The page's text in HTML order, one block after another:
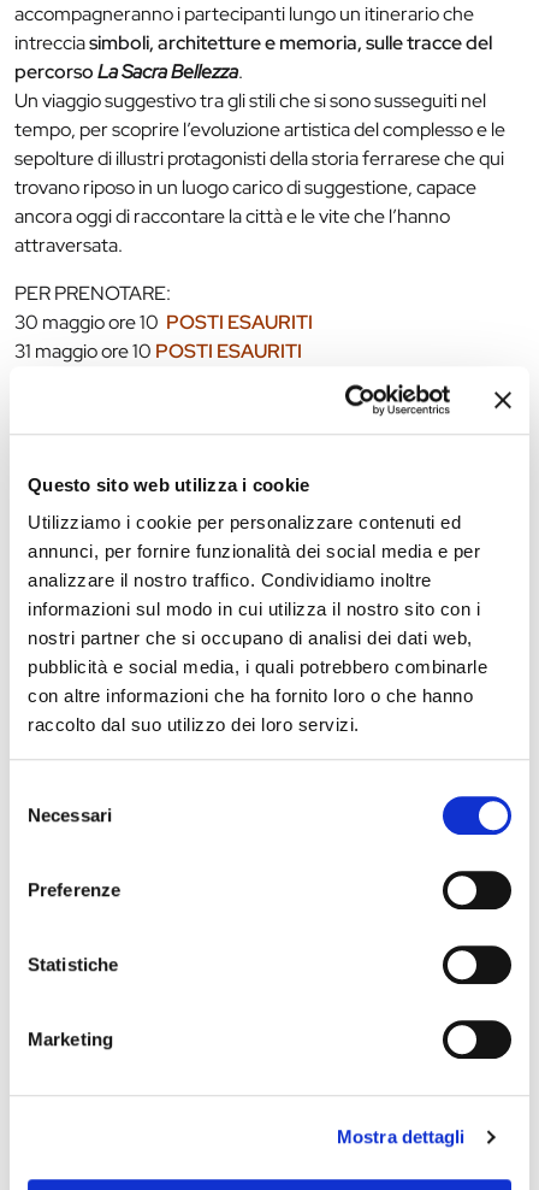
Questo sito web utilizza i cookie
Utilizziamo i cookie per personalizzare contenuti ed
annunci, per fornire funzionalità dei social media e per
analizzare il nostro traffico. Condividiamo inoltre
informazioni sul modo in cui utilizza il nostro sito con i
nostri partner che si occupano di analisi dei dati web,
pubblicità e social media, i quali potrebbero combinarle
con altre informazioni che ha fornito loro o che hanno
raccolto dal suo utilizzo dei loro servizi.
delNecessari
Preferenze
Statistiche
Marketing
Mostra dettagli
accompagneranno i partecipanti lungo un itinerario che
intrecciasimboli, architetture e memoria, sulle tracce del
percorsoLa Sacra Bellezza.
Un viaggio suggestivo tra gli stili che si sono susseguiti nel
tempo, per scoprire l’evoluzione artistica del complesso e le
sepolture di illustri protagonisti della storia ferrarese che qui
trovano riposo in un luogo carico di suggestione, capace
ancora oggi di raccontare la città e le vite che l’hanno
attraversata.
PER PRENOTARE:
30 maggio ore 10 POSTI ESAURITI
31 maggio ore 10 POSTI ESAURITI
Ritrovo davanti alla Chiesa di San Cristoforo (all’interno della
Eventi gratuiti con prenotazione obbligatoria (la prenotazione
sarà da ritenersi valida previa ricezione di mail di conferma)
Max 30 partecipanti per visita
The editorial team is not responsible for any inaccuracies or
changes in the program of events reported. In case of
cancellation, variation, modification of the information of an
event you can write toinfotur@comune.fe.it.